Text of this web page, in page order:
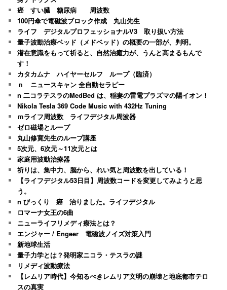
癌 すい臓 糖尿病 周波数
100円傘で電磁波ブロック作成 丸山先生
ライフ デジタルプロフェッショナルV3 取り扱い方法
量子波動治療ベッド（メドベッド）の概要の一部が、判明。
潜在意識をもって祈ると、自然治癒力が、うんと高まるもんで
す！
カタカムナ ハイヤーセルフ ループ（臨済）
ｎ ニュースキャン 全自動セラピー
n 二コラテスラのMedBed は、稲妻の雷電プラズマの陽イオン！
Nikola Tesla 369 Code Music with 432Hz Tuning
ｍライフ周波数 ライフデジタル周波器
ゼロ磁場とループ
丸山修寛先生のループ講座
5次元、6次元～11次元とは
家庭用波動治療器
祈りは、集中力、脳から、れい気と周波数を出している！
【ライフデジタル53日目】周波数コードを変更してみようと思
う。
n びっくり 癌 治りました。ライフデジタル
ロマーナ女王の6曲
ニューライフリメディ療法とは？
エンジャー / Engeer 電磁波ノイズ対策入門
新地球生活
量子力学とは？発明家ニコラ・テスラの謎
リメディ波動療法
【レムリア時代】今知るべきレムリア文明の崩壊と地底都市テロ
スの真実